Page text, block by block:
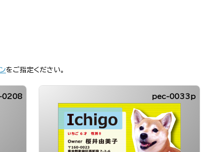
をご指定ください。
0208 pec-0033p